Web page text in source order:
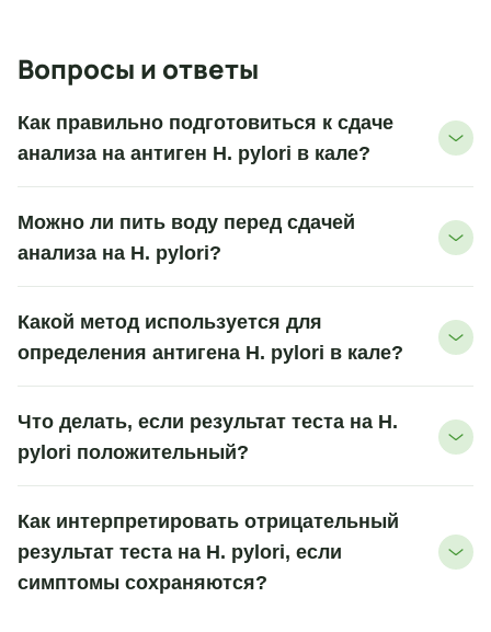
Вопросы и ответы
Как правильно подготовиться к сдаче
анализа на антиген H. pylori в кале?
Можно ли пить воду перед сдачей
анализа на H. pylori?
Какой метод используется для
определения антигена H. pylori в кале?
Что делать, если результат теста на H.
pylori положительный?
Как интерпретировать отрицательный
результат теста на H. pylori, если
симптомы сохраняются?